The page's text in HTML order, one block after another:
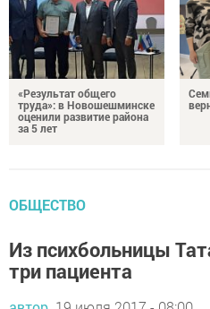
«Результат общего
труда»: в Новошешминске
оценили развитие района
за 5 лет
ОБЩЕСТВО
Из психбольницы
три пациента